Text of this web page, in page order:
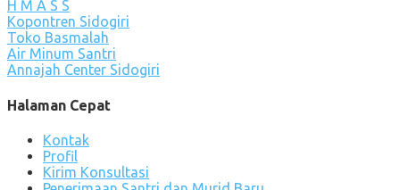
H M A S S
Kopontren Sidogiri
Toko Basmalah
Air Minum Santri
Annajah Center Sidogiri
Halaman Cepat
Kontak
Profil
Kirim Konsultasi